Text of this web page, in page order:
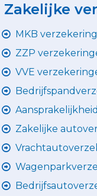
Zakelijke
MKB
ZZP
VVE
Zakelijke